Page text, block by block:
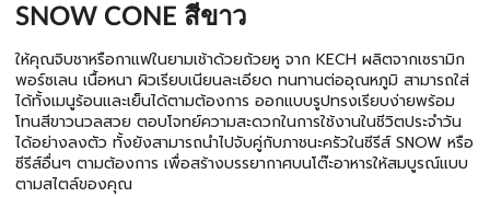
SNOW CONE สีขาว
ให้คุณจิบชาหรือกาแฟในยามเช้าด้วยถ้วยหู จาก KECH ผลิตจากเซรามิก
พอร์ซเลน เนื้อหนา ผิวเรียบเนียนละเอียด ทนทานต่ออุณหภูมิ สามารถใส่
ได้ทั้งเมนูร้อนและเย็นได้ตามต้องการ ออกแบบรูปทรงเรียบง่ายพร้อม
โทนสีขาวนวลสวย ตอบโจทย์ความสะดวกในการใช้งานในชีวิตประจำวัน
ได้อย่างลงตัว ทั้งยังสามารถนำไปจับคู่กับภาชนะครัวในซีรีส์ SNOW หรือ
ซีรีส์อื่นๆ ตามต้องการ เพื่อสร้างบรรยากาศบนโต๊ะอาหารให้สมบูรณ์แบบ
ตามสไตล์ของคุณ